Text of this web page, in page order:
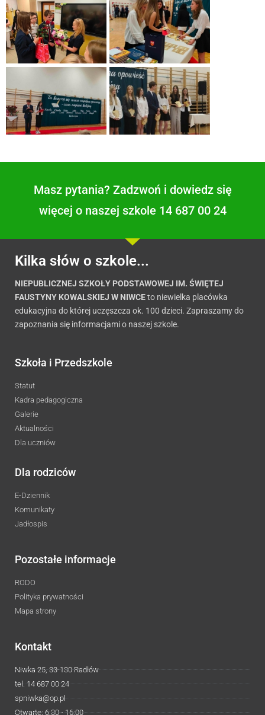
Masz pytania? Zadzwoń i dowiedz się
więcej o naszej szkole 14 687 00 24
Kilka słów o szkole...
NIEPUBLICZNEJ SZKOŁY PODSTAWOWEJ IM. ŚWIĘTEJ
FAUSTYNY KOWALSKIEJ W NIWCEto niewielka placówka
edukacyjna do której uczęszcza ok. 100 dzieci. Zapraszamy do
zapoznania się informacjami o naszej szkole.
Szkoła i Przedszkole
Statut
Kadra pedagogiczna
Galerie
Aktualności
Dla uczniów
Dla rodziców
E-Dziennik
Komunikaty
Jadłospis
Pozostałe informacje
RODO
Polityka prywatności
Mapa strony
Kontakt
Niwka 25, 33-130 Radłów
tel. 14 687 00 24
spniwka@op.pl
Otwarte: 6:30 - 16:00